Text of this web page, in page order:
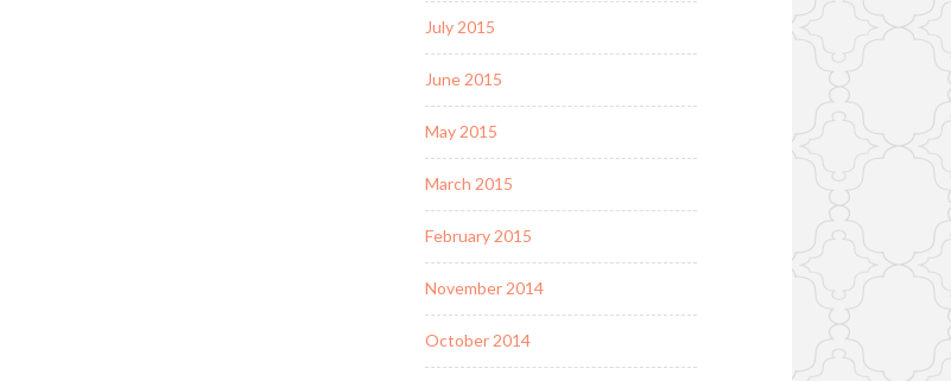
July 2015
June 2015
May 2015
March 2015
February 2015
November 2014
October 2014